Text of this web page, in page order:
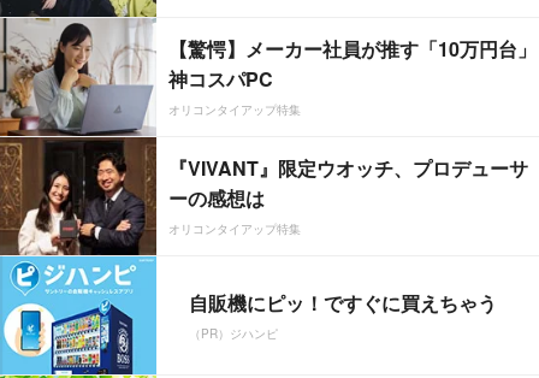
【驚愕】メーカー社員が推す「10万円台」
神コスパPC
オリコンタイアップ特集
『VIVANT』限定ウオッチ、プロデューサ
ーの感想は
オリコンタイアップ特集
自販機にピッ！ですぐに買えちゃう
（PR）ジハンピ